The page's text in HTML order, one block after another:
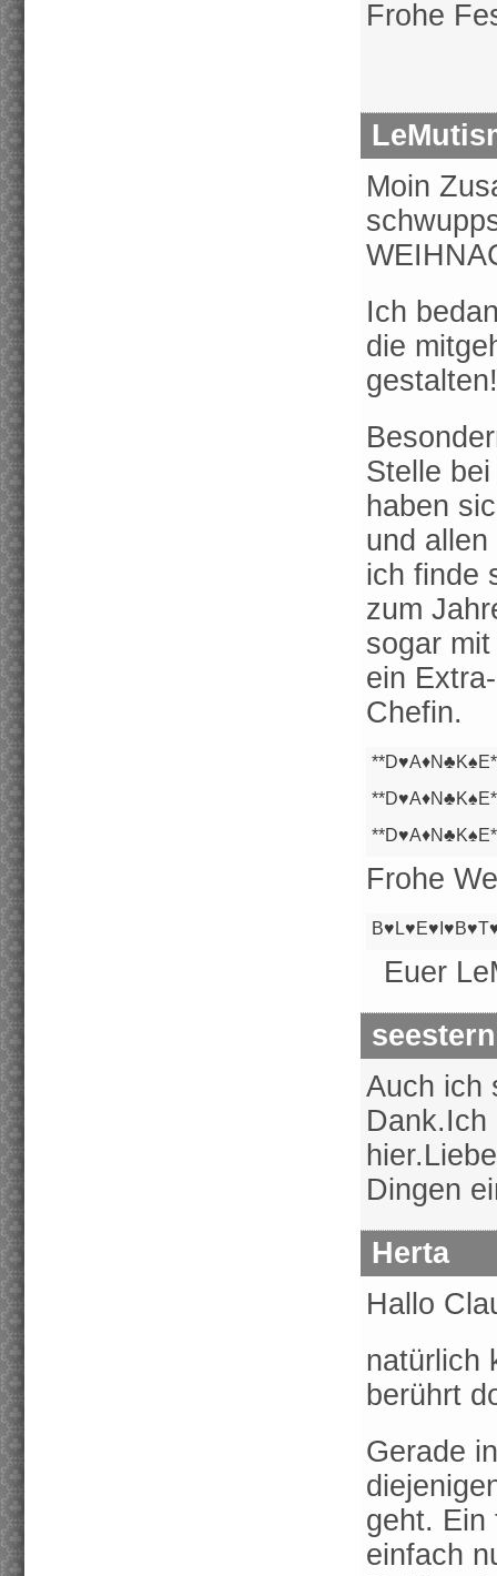
Frohe
Moin
Ich
die
Stelle
haben
und
ich finde
zum
sogar
ein
Chefin.
**D♥A♦N♣K♠E
**D♥A♦N♣K♠E
**D♥A♦N♣K♠E
Frohe
Euer
seestern
Auch ich
Dank.Ich
Dingen
Herta
Hallo
natürlich
berührt
Gerade
geht. Ein
einfach